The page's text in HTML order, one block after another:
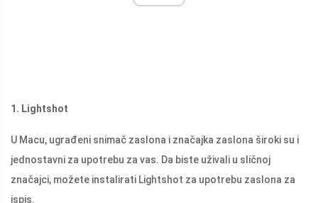
1. Lightshot
U Macu, ugrađeni snimač zaslona i značajka zaslona široki su i
jednostavni za upotrebu za vas. Da biste uživali u sličnoj
značajci, možete instalirati Lightshot za upotrebu zaslona za
ispis.